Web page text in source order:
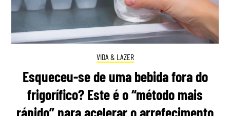
VIDA & LAZER
Esqueceu-se de uma bebida fora do
frigorífico? Este é o “método mais
rápido” para acelerar o arrefecimento